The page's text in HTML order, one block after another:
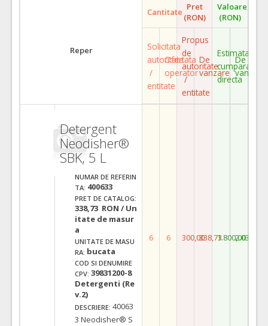
Reper
Cantitate Pret
(RON)
Valoare
(RON)
Solicitata
autoritate
/
entitate
Ofertata
operator
Propus
de
autoritate
/
entitate
De
vanzare
Estimata
cumparare
directa
De
vanzare
Detergent
Neodisher®
SBK, 5 L
NUMAR DE REFERIN
TA: 400633
PRET DE CATALOG:
338,73 RON / Un
itate de masur
a
UNITATE DE MASU
RA: bucata
COD SI DENUMIRE
CPV: 39831200-8
Detergenti (Re
v.2)
DESCRIERE: 40063
3 Neodisher® S
6 6 300,00338,731.800,002.032,38